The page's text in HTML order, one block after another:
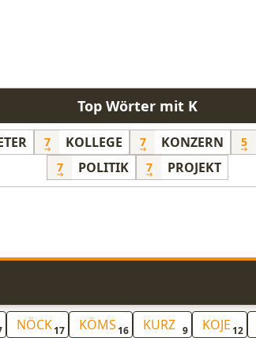
Top Wörter mit K
7 KOLLEGE 7 KONZERN 5
7 POLITIK 7 PROJEKT
NÖCK17 KÖMS 16 KURZ 9 KOJE 12